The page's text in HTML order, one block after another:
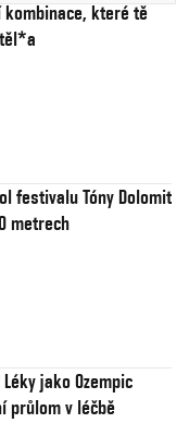
kombinace, které tě
festivalu Tóny Dolomit
metrech
jako Ozempic
průlom v léčbě